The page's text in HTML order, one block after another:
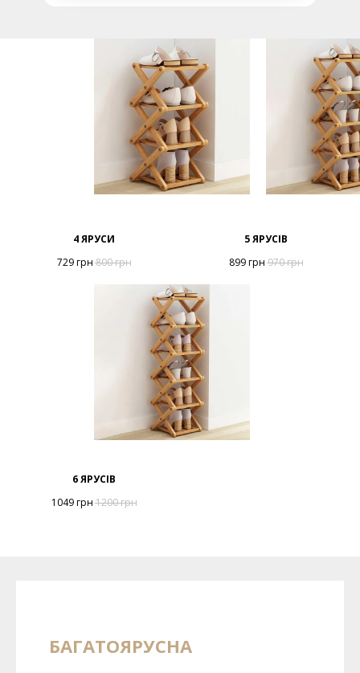
4 ЯРУСИ
729 грн 800грн
5 ЯРУСІВ
899 грн 970грн
6 ЯРУСІВ
1049 грн 1200грн
БАГАТОЯРУСНА